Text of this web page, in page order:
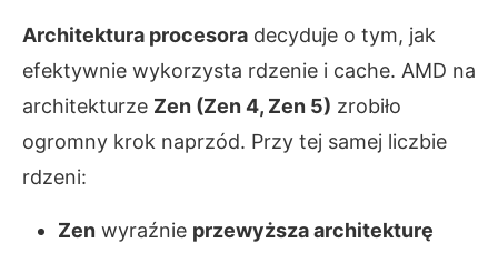
Architektura procesora decyduje o tym, jak
efektywnie wykorzysta rdzenie i cache. AMD na
architekturze Zen (Zen 4, Zen 5) zrobiło
ogromny krok naprzód. Przy tej samej liczbie
rdzeni:
Zen wyraźnie przewyższa architekturę